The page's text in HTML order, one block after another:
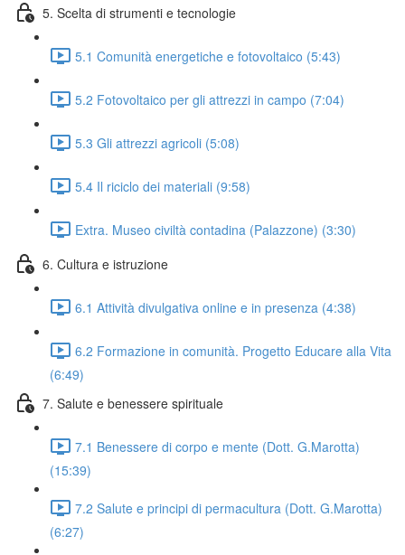
5. Scelta di strumenti e tecnologie
5.1 Comunità energetiche e fotovoltaico (5:43)
5.2 Fotovoltaico per gli attrezzi in campo (7:04)
5.3 Gli attrezzi agricoli (5:08)
5.4 Il riciclo dei materiali (9:58)
Extra. Museo civiltà contadina (Palazzone) (3:30)
6. Cultura e istruzione
6.1 Attività divulgativa online e in presenza (4:38)
6.2 Formazione in comunità. Progetto Educare alla Vita
(6:49)
7. Salute e benessere spirituale
7.1 Benessere di corpo e mente (Dott. G.Marotta)
(15:39)
7.2 Salute e principi di permacultura (Dott. G.Marotta)
(6:27)